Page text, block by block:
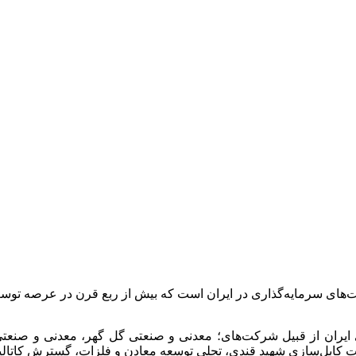
سرمایه‌گذاری در ایران است که بیش از ربع قرن در
از قبیل شرکت‌های؛ معدنی و صنعتی گل گهر، معدنی و
کابل‌سازی شهید قندی، تجلی توسعه معادن و فلزات، گسترش